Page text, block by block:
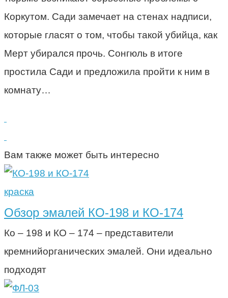
Коркутом. Сади замечает на стенах надписи,
которые гласят о том, чтобы такой убийца, как
Мерт убирался прочь. Сонгюль в итоге
простила Сади и предложила пройти к ним в
комнату…
Вам также может быть интересно
краска
Обзор эмалей КО-198 и КО-174
Ко – 198 и КО – 174 – представители
кремнийорганических эмалей. Они идеально
подходят